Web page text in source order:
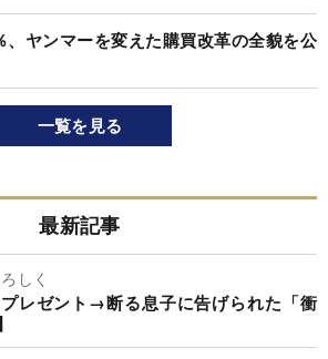
ヤンマーを変えた購買改革の全貌を公
一覧を見る
最新記事
しく
レゼント→断る息子に告げられた「衝